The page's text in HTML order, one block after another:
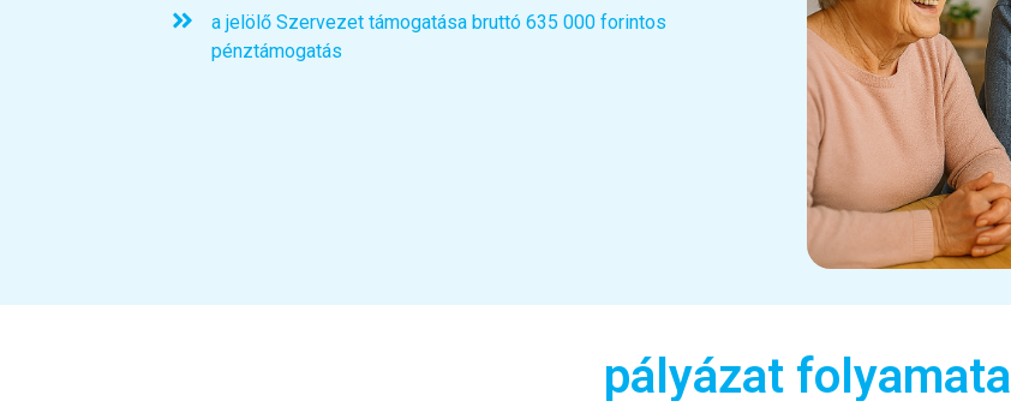
a jelölő Szervezet támogatása bruttó 635 000 forintos
pénztámogatás
pályázat folyamata